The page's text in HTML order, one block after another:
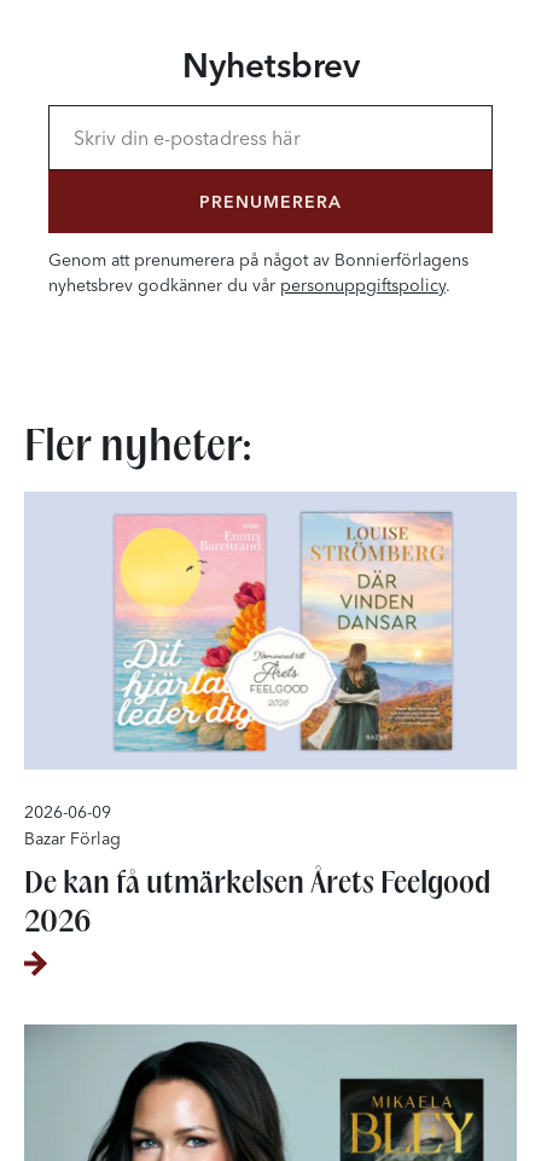
Nyhetsbrev
PRENUMERERA
Genom att prenumerera på något av Bonnierförlagens
nyhetsbrev godkänner du vår personuppgiftspolicy.
Fler nyheter:
2026-06-09
Bazar Förlag
De kan få utmärkelsen Årets Feelgood
2026